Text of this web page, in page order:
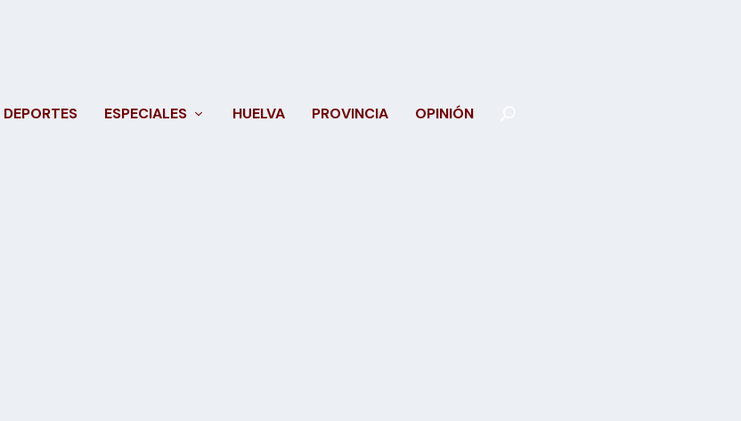
DEPORTES ESPECIALES HUELVA PROVINCIA OPINIÓN